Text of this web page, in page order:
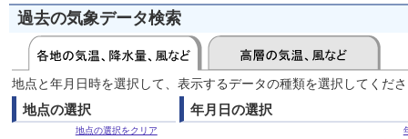
過去の気象データ検索
地点と年月日時を選択して、表示するデータの種類を選択してくだ
地点の選択
地点の選択をクリア
年月日の選択